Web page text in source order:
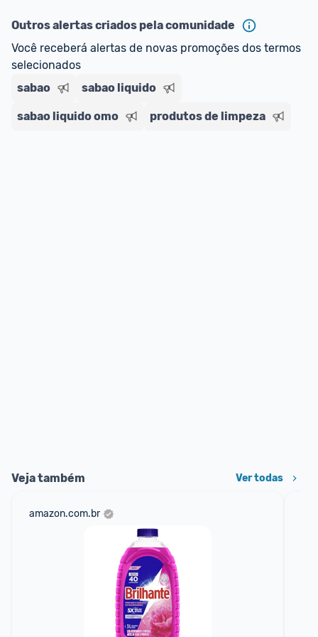
Outros alertas criados pela comunidade
Você receberá alertas de novas promoções dos termos
selecionados
sabao
sabao liquido
sabao liquido omo produtos de limpeza
Veja também Ver todas
amazon.com.br